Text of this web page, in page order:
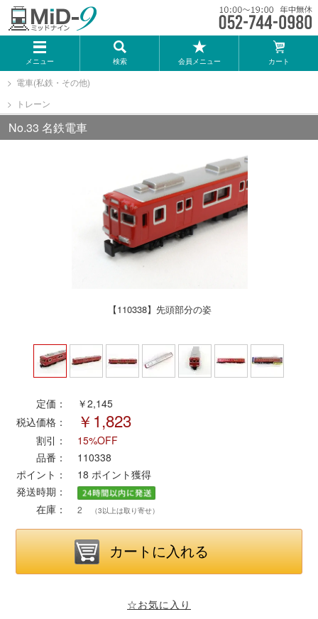
メニュー 検索 会員メニュー カート
メーカー一覧
TOMIX
KATO
タカラトミー（プラレール）
ポポンデッタ
さんけい
トラムウェイ
天賞堂
TTC
セール品・キャンペーン
電車(私鉄・その他)
トレーン
No.33 名鉄電車
【110338】先頭部分の姿
定価：
￥2,145
税込価格：
￥1,823
割引：
15%OFF
品番：
110338
ポイント：
18 ポイント獲得
発送時期：
在庫：
2 （3以上は取り寄せ）
☆お気に入り